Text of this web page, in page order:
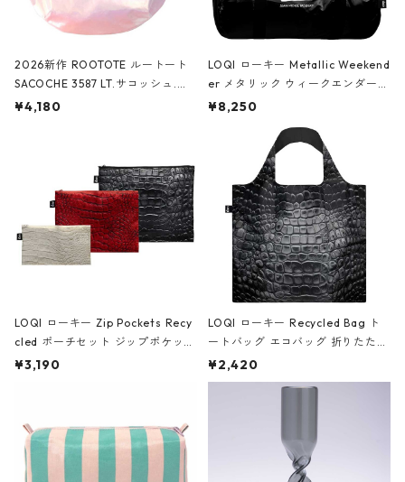
2026新作 ROOTOTE ルートート
SACOCHE 3587 LT.サコッシュ.ル
ミエ-B ショルダーバッグ グロスピ
¥4,180
LOQI ローキー Metallic Weekend
er メタリック ウィークエンダー
ボストンバッグ ショルダーバッグ
Black ジャン=ミッシェル・バスキ
ア/クラウン ブラック
¥8,250
LOQI ローキー Zip Pockets Recy
cled ポーチセット ジップポケット
ファスナーポーチ 撥水加工 トラベ
ーガンディー、オフホワイト
¥3,190
LOQI ローキー Recycled Bag ト
ートバッグ エコバッグ 折りたたみ
大きめ 撥水加工 収納ポーチ CRO
CODILE/Black クロコダイル/ブラ
¥2,420